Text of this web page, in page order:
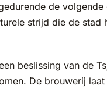
de
strijd die de stad
beslissing van de
De brouwerij